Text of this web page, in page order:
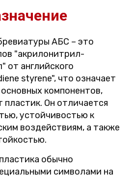
АБС – это
"акрилонитрил-
от английского
styrene", что означает
компонентов,
Он отличается
устойчивостью к
воздействиям, а также
обычно
символами на